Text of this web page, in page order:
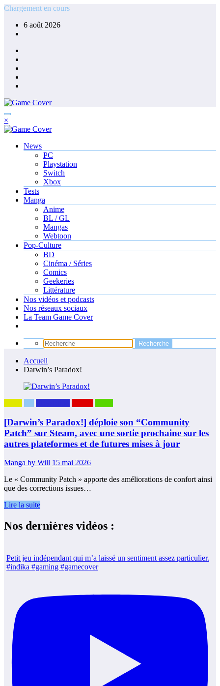
Aller
contenu
Chargement en cours
6 août 2026
×
News
PC
Playstation
Switch
Xbox
Tests
Manga
Anime
BL / GL
Mangas
Webtoon
Pop-Culture
BD
Cinéma / Séries
Comics
Geekeries
Littérature
Nos vidéos et podcasts
Nos réseaux sociaux
La Team Game Cover
Accueil
Darwin’s Paradox!
[Darwin’s Paradox!] déploie son “Community
Patch” sur Steam, avec une sortie prochaine sur les
autres plateformes et de futures mises à jour
Manga by Will 15 mai 2026
Le « Community Patch » apporte des améliorations de confort ainsi
que des corrections issues…
Lire la suite
Nos dernières vidéos :
Petit jeu indépendant qui m’a laissé un sentiment assez particulier.
#indika #gaming #gamecover